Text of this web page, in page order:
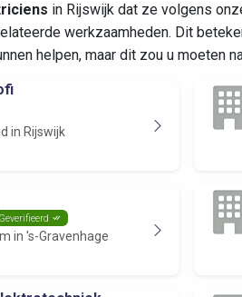
in Rijswijk dat ze volgens
werkzaamheden. Dit
helpen, maar dit zou u moeten
in Rijswijk
Geverifieerd
in 's-Gravenhage